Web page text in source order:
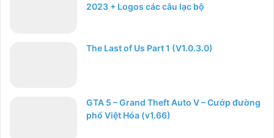
2023 + Logos các câu lạc bộ
The Last of Us Part 1 (V1.0.3.0)
GTA 5 – Grand Theft Auto V – Cướp đường
phố Việt Hóa (v1.66)